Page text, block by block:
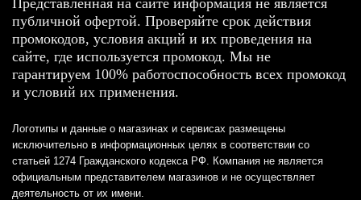
публичной офертой. Проверяйте срок действия
промокодов, условия акций и их проведения на
сайте, где используется промокод. Мы не
гарантируем 100% работоспособность всех промокод
и условий их применения.
Логотипы и данные о магазинах и сервисах размещены
исключительно в информационных целях в соответствии со
статьей 1274 Гражданского кодекса РФ. Компания не является
официальным представителем магазинов и не осуществляет
деятельность от их имени.